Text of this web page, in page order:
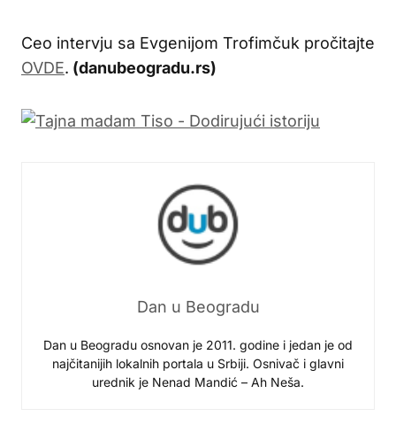
Ceo intervju sa Evgenijom Trofimčuk pročitajte
OVDE. (danubeogradu.rs)
Dan u Beogradu
Dan u Beogradu osnovan je 2011. godine i jedan je od
najčitanijih lokalnih portala u Srbiji. Osnivač i glavni
urednik je Nenad Mandić – Ah Neša.